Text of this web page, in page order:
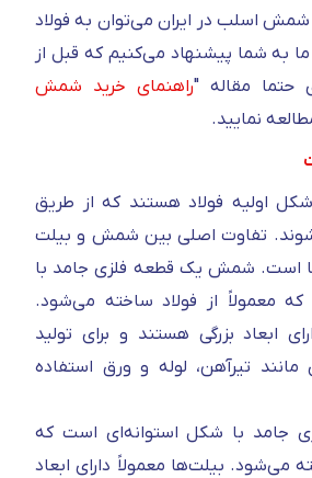
شمش اسلب در ایران می‌توان به فولاد
به شما پیشنهاد می‌کنیم که قبل از
حتما مقاله "راهنمای خرید شمش
نمایید.
اولیه فولاد هستند که از طریق
تفاوت اصلی بین شمش و بیلت
است. شمش یک قطعه فلزی جامد با
معمولاً از فولاد ساخته می‌شود.
ابعاد بزرگی هستند و برای تولید
مانند تیرآهن، لوله و ورق استفاده
جامد با شکل استوانه‌ای است که
می‌شود. بیلت‌ها معمولاً دارای ابعاد